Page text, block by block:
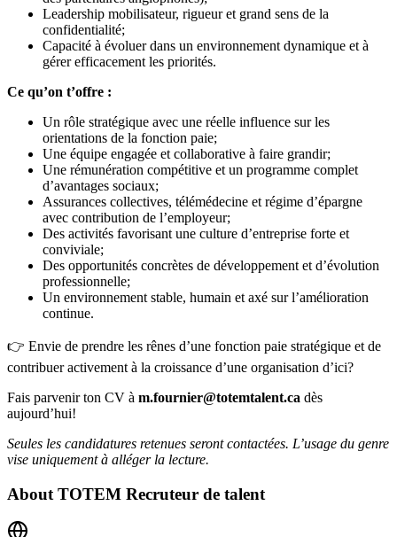
Leadership mobilisateur, rigueur et grand sens de la
confidentialité;
Capacité à évoluer dans un environnement dynamique et à
gérer efficacement les priorités.
Ce qu’on t’offre :
Un rôle stratégique avec une réelle influence sur les
orientations de la fonction paie;
Une équipe engagée et collaborative à faire grandir;
Une rémunération compétitive et un programme complet
d’avantages sociaux;
Assurances collectives, télémédecine et régime d’épargne
avec contribution de l’employeur;
Des activités favorisant une culture d’entreprise forte et
conviviale;
Des opportunités concrètes de développement et d’évolution
professionnelle;
Un environnement stable, humain et axé sur l’amélioration
continue.
👉 Envie de prendre les rênes d’une fonction paie stratégique et de
contribuer activement à la croissance d’une organisation d’ici?
Fais parvenir ton CV à m.fournier@totemtalent.ca dès
aujourd’hui!
Seules les candidatures retenues seront contactées. L’usage du genre
vise uniquement à alléger la lecture.
About TOTEM Recruteur de talent